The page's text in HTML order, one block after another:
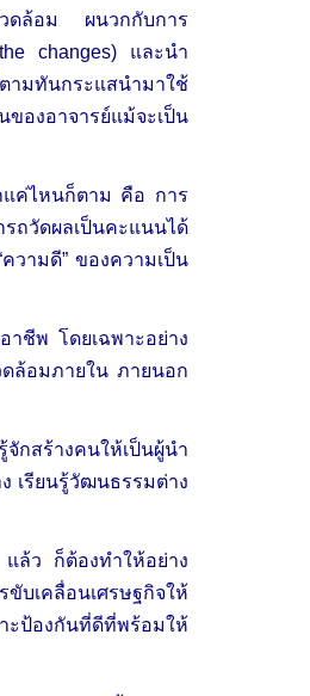
วดล้อม ผนวกกับการ
changes) และนำ
ามทันกระแสนำมาใช้
องอาจารย์แม้จะเป็น
แค่ไหนก็ตาม คือ การ
ถวัดผลเป็นคะแนนได้
วามดี” ของความเป็น
าชีพ โดยเฉพาะอย่าง
ดล้อมภายใน ภายนอก
จักสร้างคนให้เป็นผู้นำ
เรียนรู้วัฒนธรรมต่าง
ล้ว ก็ต้องทำให้อย่าง
บเคลื่อนเศรษฐกิจให้
ะป้องกันที่ดีที่พร้อมให้